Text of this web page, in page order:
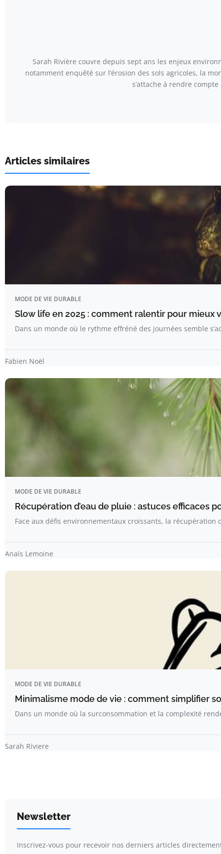
Sarah Rivière couvre depuis sept ans les enjeux
notamment enquêté sur l’érosion des sols agricoles, la
s’attache à rendre
Articles similaires
MODE DE VIE DURABLE
Slow life en 2025 : comment ralentir pour mieux
Dans un monde où le rythme effréné des journées semble
Fabien Noël
MODE DE VIE DURABLE
Récupération d’eau de pluie : astuces efficaces
Face aux défis environnementaux croissants, la récupération
Anaïs Lemoine
MODE DE VIE DURABLE
Minimalisme mode de vie : comment simplifier
Dans un monde où la surconsommation et la complexité
Sarah Riviere
Newsletter
Inscrivez-vous pour recevoir nos derniers articles